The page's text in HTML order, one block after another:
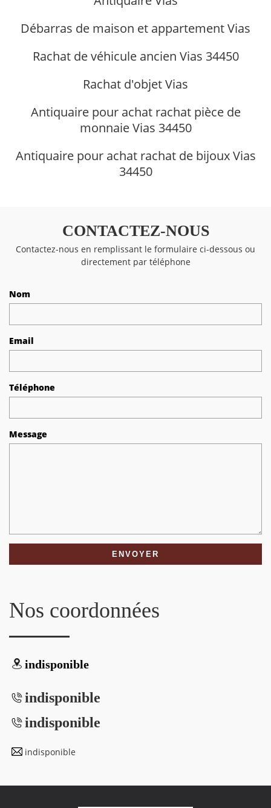
Débarras de maison et appartement Vias
Rachat de véhicule ancien Vias 34450
Rachat d'objet Vias
Antiquaire pour achat rachat pièce de
monnaie Vias 34450
Antiquaire pour achat rachat de bijoux Vias
34450
CONTACTEZ-NOUS
Contactez-nous en remplissant le formulaire ci-dessous ou
directement par téléphone
Nom
Email
Téléphone
Message
Nos coordonnées
indisponible
indisponible
indisponible
indisponible